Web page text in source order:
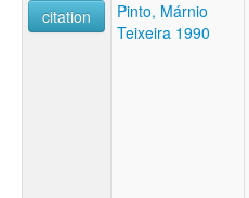
citation
Pinto, Márnio
Teixeira 1990